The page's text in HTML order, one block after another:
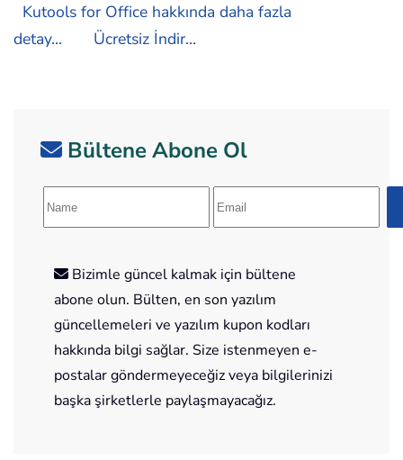
Kutools for Office hakkında daha fazla
detay...
Ücretsiz İndir...
Bültene Abone Ol
Bizimle güncel kalmak için bültene
abone olun. Bülten, en son yazılım
güncellemeleri ve yazılım kupon kodları
hakkında bilgi sağlar. Size istenmeyen e-
postalar göndermeyeceğiz veya bilgilerinizi
başka şirketlerle paylaşmayacağız.